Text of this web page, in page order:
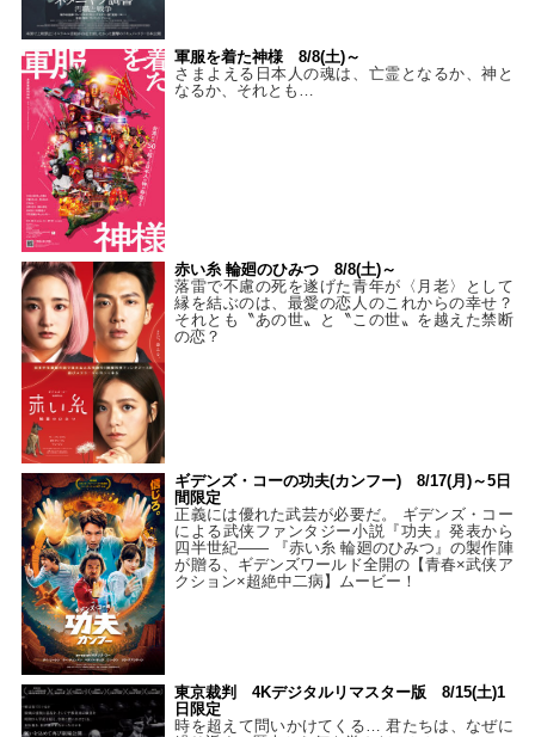
軍服を着た神様 8/8(土)～
さまよえる日本人の魂は、亡霊となるか、神と
なるか、それとも…
赤い糸 輪廻のひみつ 8/8(土)～
落雷で不慮の死を遂げた青年が〈月老〉として
縁を結ぶのは、最愛の恋人のこれからの幸せ？
それとも〝あの世〟と〝この世〟を越えた禁断
の恋？
ギデンズ・コーの功夫(カンフー) 8/17(月)～5日
間限定
正義には優れた武芸が必要だ。 ギデンズ・コー
による武侠ファンタジー小説『功夫』発表から
四半世紀―― 『赤い糸 輪廻のひみつ』の製作陣
が贈る、ギデンズワールド全開の【青春×武侠ア
クション×超絶中二病】ムービー！
東京裁判 4Kデジタルリマスター版 8/15(土)1
日限定
時を超えて問いかけてくる… 君たちは、なぜに